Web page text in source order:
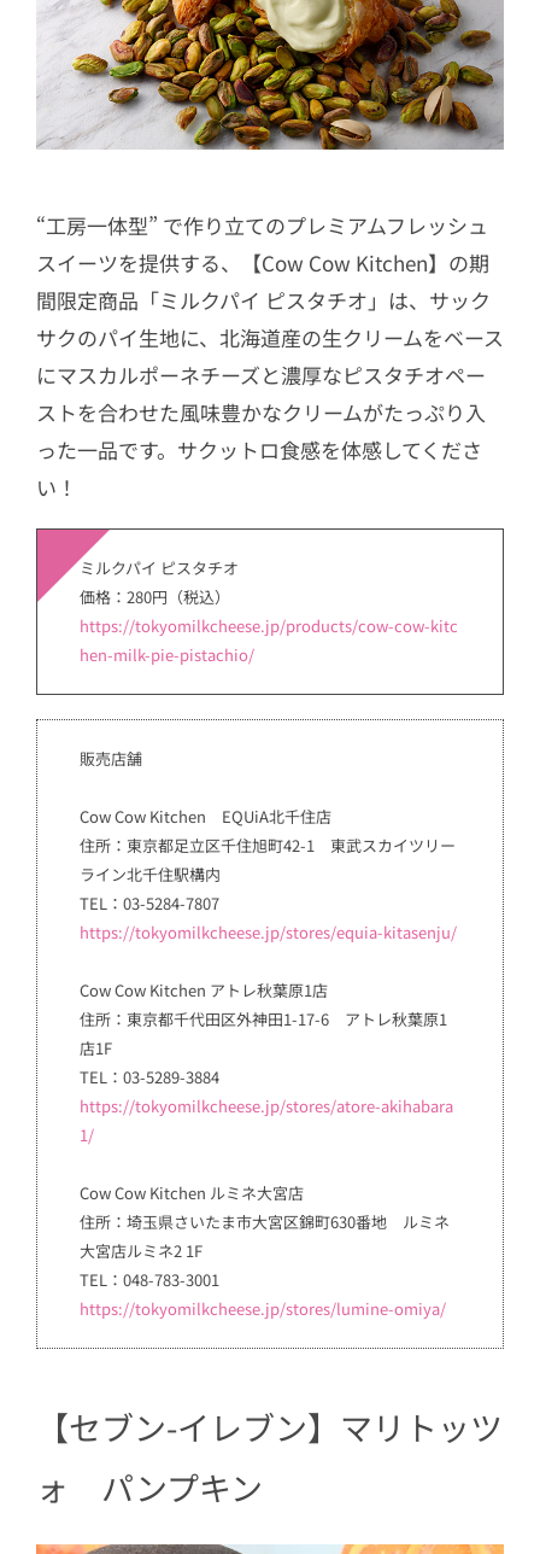
“工房一体型” で作り立てのプレミアムフレッシュ
スイーツを提供する、【Cow Cow Kitchen】の期
間限定商品「ミルクパイ ピスタチオ」は、サック
サクのパイ生地に、北海道産の生クリームをベース
にマスカルポーネチーズと濃厚なピスタチオペー
ストを合わせた風味豊かなクリームがたっぷり入
った一品です。サクットロ食感を体感してくださ
い！
ミルクパイ ピスタチオ
価格：280円（税込）
https://tokyomilkcheese.jp/products/cow-cow-kitc
hen-milk-pie-pistachio/
販売店舗
Cow Cow Kitchen EQUiA北千住店
住所：東京都足立区千住旭町42-1 東武スカイツリー
ライン北千住駅構内
TEL：03-5284-7807
https://tokyomilkcheese.jp/stores/equia-kitasenju/
Cow Cow Kitchen アトレ秋葉原1店
住所：東京都千代田区外神田1-17-6 アトレ秋葉原1
店1F
TEL：03-5289-3884
https://tokyomilkcheese.jp/stores/atore-akihabara
1/
Cow Cow Kitchen ルミネ大宮店
住所：埼玉県さいたま市大宮区錦町630番地 ルミネ
大宮店ルミネ2 1F
TEL：048-783-3001
https://tokyomilkcheese.jp/stores/lumine-omiya/
【セブン-イレブン】マリトッツ
ォ パンプキン